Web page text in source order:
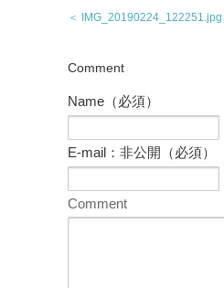
＜ IMG_20190224_122251.jpg
Comment
Name（必須）
E-mail：非公開（必須）
Comment